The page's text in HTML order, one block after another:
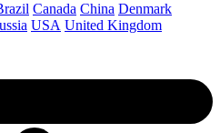
Canada China Denmark
USA United Kingdom